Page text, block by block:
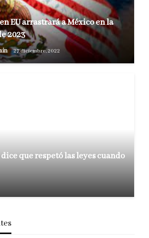
EU arrastrará a México en la
2023
27 diciembre, 2022
que respetó las leyes cuando